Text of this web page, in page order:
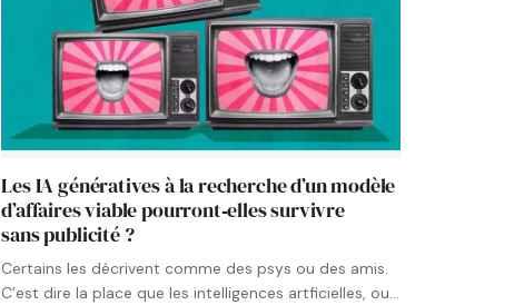
Les IA génératives à la recherche d’un modèle
d’affaires viable pourront‑elles survivre
sans publicité ?
Certains les décrivent comme des psys ou des amis.
C’est dire la place que les intelligences artficielles, ou…